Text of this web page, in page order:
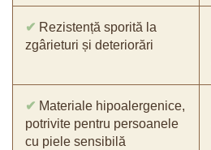
✔ Rezistență sporită la
zgârieturi și deteriorări
✔ Materiale hipoalergenice,
potrivite pentru persoanele
cu piele sensibilă